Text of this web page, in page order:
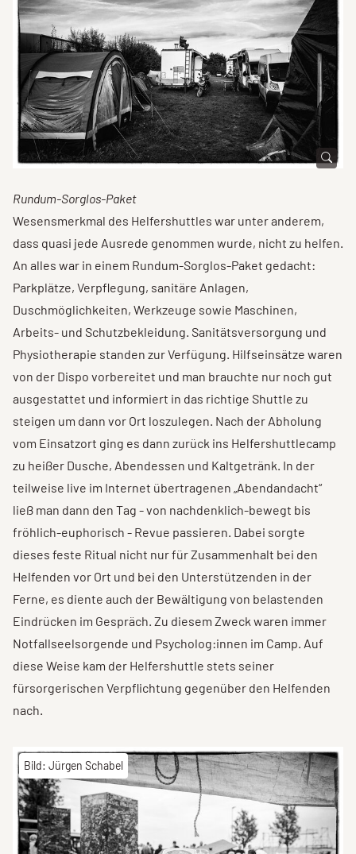
Rundum-Sorglos-Paket
Wesensmerkmal des Helfershuttles war unter anderem,
dass quasi jede Ausrede genommen wurde, nicht zu helfen.
An alles war in einem Rundum-Sorglos-Paket gedacht:
Parkplätze, Verpflegung, sanitäre Anlagen,
Duschmöglichkeiten, Werkzeuge sowie Maschinen,
Arbeits- und Schutzbekleidung. Sanitätsversorgung und
Physiotherapie standen zur Verfügung. Hilfseinsätze waren
von der Dispo vorbereitet und man brauchte nur noch gut
ausgestattet und informiert in das richtige Shuttle zu
steigen um dann vor Ort loszulegen. Nach der Abholung
vom Einsatzort ging es dann zurück ins Helfershuttlecamp
zu heißer Dusche, Abendessen und Kaltgetränk. In der
teilweise live im Internet übertragenen „Abendandacht“
ließ man dann den Tag - von nachdenklich-bewegt bis
fröhlich-euphorisch - Revue passieren. Dabei sorgte
dieses feste Ritual nicht nur für Zusammenhalt bei den
Helfenden vor Ort und bei den Unterstützenden in der
Ferne, es diente auch der Bewältigung von belastenden
Eindrücken im Gespräch. Zu diesem Zweck waren immer
Notfallseelsorgende und Psycholog:innen im Camp. Auf
diese Weise kam der Helfershuttle stets seiner
fürsorgerischen Verpflichtung gegenüber den Helfenden
nach.
Bild: Jürgen Schabel